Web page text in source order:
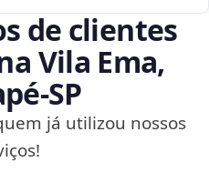
de clientes
Vila Ema,
já utilizou nossos